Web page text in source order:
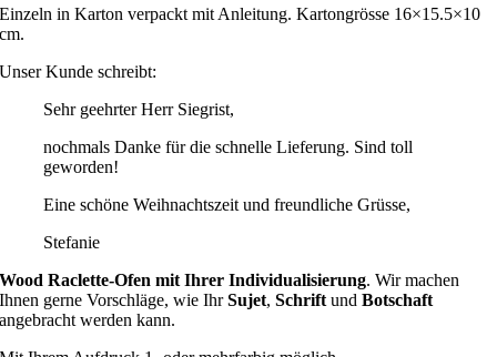
Einzeln in Karton verpackt mit Anleitung. Kartongrösse 16×15.5×10
cm.
Unser Kunde schreibt:
Sehr geehrter Herr Siegrist,
nochmals Danke für die schnelle Lieferung. Sind toll
geworden!
Eine schöne Weihnachtszeit und freundliche Grüsse,
Stefanie
Wood Raclette-Ofen mit Ihrer Individualisierung. Wir machen
Ihnen gerne Vorschläge, wie IhrSujet,Schrift undBotschaft
angebracht werden kann.